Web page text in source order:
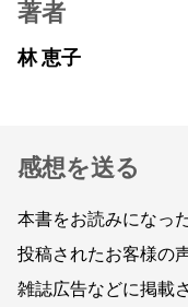
著者
林 恵子
感想を送る
本書をお読みになっ
投稿されたお客様の
雑誌広告などに掲載